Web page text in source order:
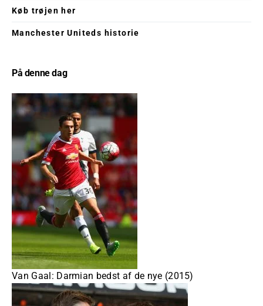
Køb trøjen her
Manchester Uniteds historie
På denne dag
Van Gaal: Darmian bedst af de nye (2015)